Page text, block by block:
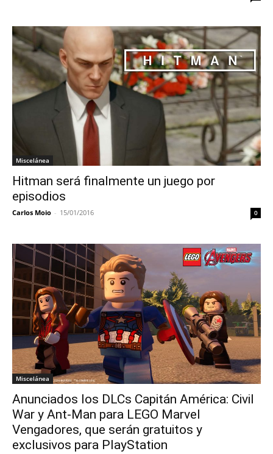
Miscelánea
Hitman será finalmente un juego por
episodios
Carlos Moio - 15/01/2016 0
Miscelánea
Anunciados los DLCs Capitán América: Civil
War y Ant-Man para LEGO Marvel
Vengadores, que serán gratuitos y
exclusivos para PlayStation